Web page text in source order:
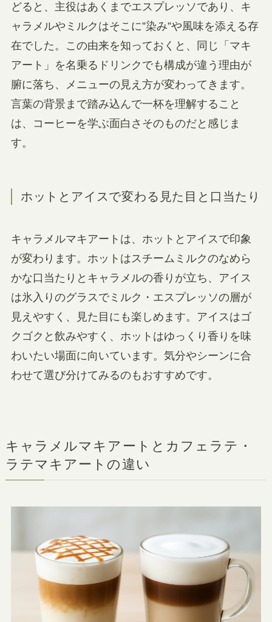
どると、主役はあくまでエスプレッソであり、キ
ャラメルやミルクはそこに”染み”や風味を添える存
在でした。この由来を知っておくと、同じ「マキ
アート」を名乗るドリンクでも構成が違う理由が
腑に落ち、メニューの見え方が変わってきます。
言葉の背景まで踏み込んで一杯を理解すること
は、コーヒーを学ぶ面白さそのものだと感じま
す。
ホットとアイスで変わる見た目と口当たり
キャラメルマキアートは、ホットとアイスで印象
が変わります。ホットはスチームミルクのなめら
かな口当たりとキャラメルの香りが立ち、アイス
は氷入りのグラスでミルク・エスプレッソの層が
見えやすく、見た目にも楽しめます。アイスはゴ
クゴクと飲みやすく、ホットはゆっくり香りを味
わいたい場面に向いています。気分やシーンに合
わせて選び分けてみるのもおすすめです。
キャラメルマキアートとカフェラテ・
ラテマキアートの違い